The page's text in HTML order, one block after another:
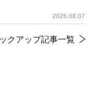
2026.08.07
クアップ記事一覧